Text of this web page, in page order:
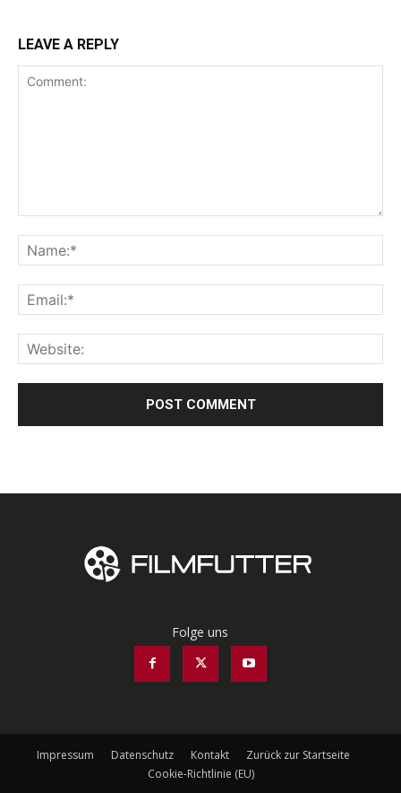
LEAVE A REPLY
Folge uns
Impressum Datenschutz Kontakt
Zurück zur Startseite
Cookie-Richtlinie (EU)